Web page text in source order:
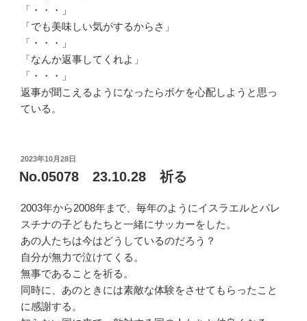
「・・・」
「でも美味しい気がするからさ」
「・・・」
「なんか返事してくれよ」
「・・・」
返事が聞こえるようになったらボケを心配しようと思っ
ている。
投
稿
日:
2023年10月28日
No.05078 23.10.28 祈る
2003年から2008年まで、毎年のようにイスラエルとパレ
スチナの子どもたちと一緒にサッカーをした。
あの人たちは今はどうしているのだろう？
自分が無力で泣けてくる。
無事であることを祈る。
同時に、あのときには素敵な体験をさせてもらったこと
に感謝する。